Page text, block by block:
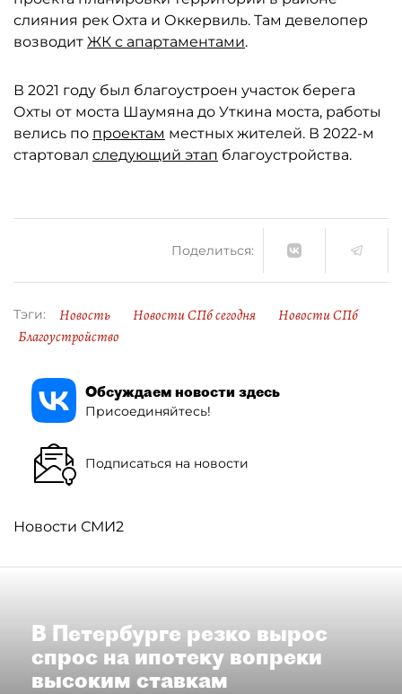
слияния рек Охта и Оккервиль. Там девелопер
возводит ЖК с апартаментами.
В 2021 году был благоустроен участок берега
Охты от моста Шаумяна до Уткина моста, работы
велись по проектам местных жителей. В 2022-м
стартовал следующий этап благоустройства.
Поделиться:
Тэги: Новость Новости СПб сегодня
Новости СПб
Благоустройство
Обсуждаем новости здесь
Присоединяйтесь!
Подписаться на новости
Новости СМИ2
В Петербурге резко вырос
спрос на ипотеку вопреки
высоким ставкам